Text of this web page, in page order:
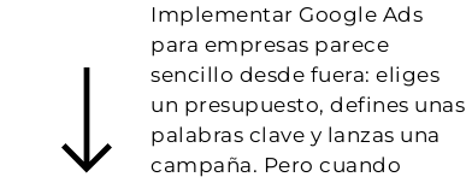
Implementar Google Ads
para empresas parece
sencillo desde fuera: eliges
un presupuesto, defines unas
palabras clave y lanzas una
campaña. Pero cuando